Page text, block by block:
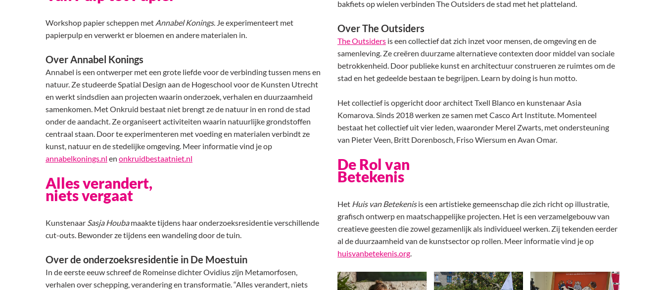
Workshop papier scheppen met Annabel Konings. Je experimenteert met
papierpulp en verwerkt er bloemen en andere materialen in.
Over Annabel Konings
Annabel is een ontwerper met een grote liefde voor de verbinding tussen mens en
natuur. Ze studeerde Spatial Design aan de Hogeschool voor de Kunsten Utrecht
en werkt sindsdien aan projecten waarin onderzoek, verhalen en duurzaamheid
samenkomen. Met Onkruid bestaat niet brengt ze de natuur in en rond de stad
onder de aandacht. Ze organiseert activiteiten waarin natuurlijke grondstoffen
centraal staan. Door te experimenteren met voeding en materialen verbindt ze
kunst, natuur en de stedelijke omgeving. Meer informatie vind je op
annabelkonings.nl en onkruidbestaatniet.nl
Alles verandert,
niets vergaat
Kunstenaar Sasja Houbamaakte tijdens haar onderzoeksresidentie verschillende
cut-outs. Bewonder ze tijdens een wandeling door de tuin.
Over de onderzoeksresidentie in De Moestuin
In de eerste eeuw schreef de Romeinse dichter Ovidius zijn Metamorfosen,
verhalen over schepping, verandering en transformatie. “Alles verandert, niets
bakfiets op wielen verbinden The Outsiders de stad met het platteland.
Over The Outsiders
The Outsiders is een collectief dat zich inzet voor mensen, de omgeving en de
samenleving. Ze creëren duurzame alternatieve contexten door middel van sociale
betrokkenheid. Door publieke kunst en architectuur construeren ze ruimtes om de
stad en het gedeelde bestaan te begrijpen. Learn by doing is hun motto.
Het collectief is opgericht door architect Txell Blanco en kunstenaar Asia
Komarova. Sinds 2018 werken ze samen met Casco Art Institute. Momenteel
bestaat het collectief uit vier leden, waaronder Merel Zwarts, met ondersteuning
van Pieter Veen, Britt Dorenbosch, Friso Wiersum en Avan Omar.
De Rol van
Betekenis
Het Huis van Betekenisis een artistieke gemeenschap die zich richt op illustratie,
grafisch ontwerp en maatschappelijke projecten. Het is een verzamelgebouw van
creatieve geesten die zowel gezamenlijk als individueel werken. Zij tekenden eerder
al de duurzaamheid van de kunstsector op rollen. Meer informatie vind je op
huisvanbetekenis.org.